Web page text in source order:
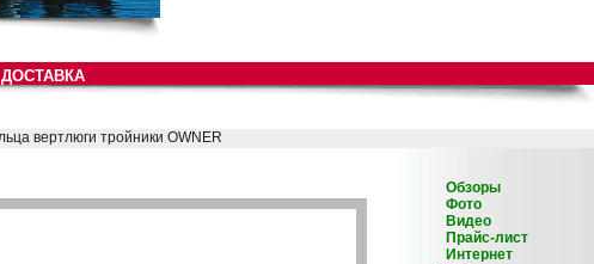
ДОСТАВКА
Обзоры
Фото
Видео
Прайс-лист
Интернет